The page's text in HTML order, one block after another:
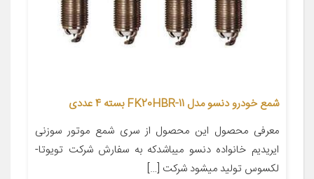
شمع خودرو دنسو مدل FK20HBR-11 بسته 4 عددی
معرفی محصول این محصول از سری شمع موتور سوزنی
ایریدیم خانواده دنسو میباشدکه به سفارش شرکت تویوتا-
لکسوس تولید میشود شرکت […]